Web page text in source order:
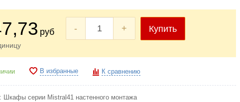
,73 руб - + Купить
В избранные К сравнению
: Шкафы серии Mistral41 настенного монтажа